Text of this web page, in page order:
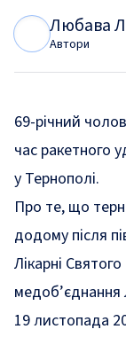
Любава
Автори
69-річний
час ракетного
у Тернополі.
Про те, що
додому після
Лікарні
медоб’єднання
19 листопада